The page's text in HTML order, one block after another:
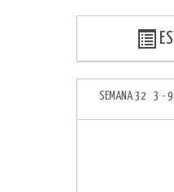
SEMANA 32 3 -